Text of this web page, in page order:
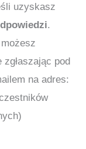
uzyskasz
.
zgłaszając pod
na adres: